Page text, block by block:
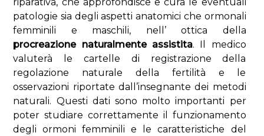
patologie sia degli aspetti anatomici che ormonali
femminili e maschili, nell’ ottica della
procreazione naturalmente assistita. Il medico
valuterà le cartelle di registrazione della
regolazione naturale della fertilità e le
osservazioni riportate dall’insegnante dei metodi
naturali. Questi dati sono molto importanti per
poter studiare correttamente il funzionamento
degli ormoni femminili e le caratteristiche del